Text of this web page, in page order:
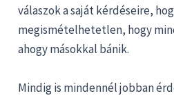
válaszok a saját kérdéseire,
megismételhetetlen, hogy
ahogy másokkal bánik.
Mindig is mindennél jobban